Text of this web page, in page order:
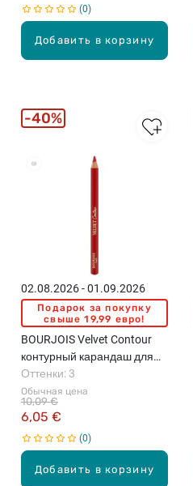
Добавить в корзину
0
Добавить в корзину
02.08.2026 - 01.09.2026
Подарок за покупку
свыше 19,99 евро!
BOURJOIS Velvet Contour
контурный карандаш для
губ, 1.2г
Обычная цена
6,05 €
10,09 €
Оттенки: 3
0
40%